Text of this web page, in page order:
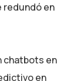
redundó en
chatbots en
en